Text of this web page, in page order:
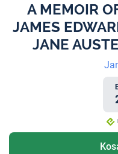
A MEMOIR
JAMES
JANE